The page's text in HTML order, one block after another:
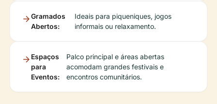
Gramados
Abertos:
Ideais para piqueniques, jogos
informais ou relaxamento.
Espaços
para
Eventos:
Palco principal e áreas abertas
acomodam grandes festivais e
encontros comunitários.